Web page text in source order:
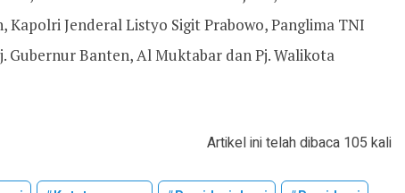
Kapolri Jenderal Listyo Sigit Prabowo, Panglima TNI
Gubernur Banten, Al Muktabar dan Pj. Walikota
Artikel ini telah dibaca 105 kali